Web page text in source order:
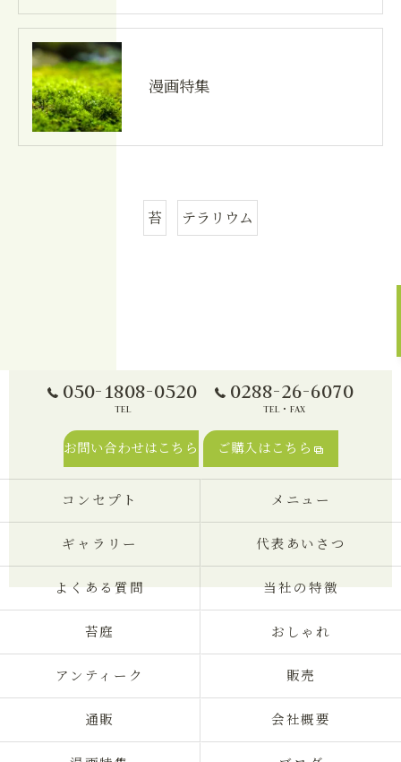
漫画特集
苔 テラリウム
050-1808-0520
TEL
0288-26-6070
TEL・FAX
お問い合わせはこちら ご購入はこちら
コンセプト メニュー
ギャラリー 代表あいさつ
よくある質問 当社の特徴
苔庭 おしゃれ
アンティーク 販売
通販 会社概要